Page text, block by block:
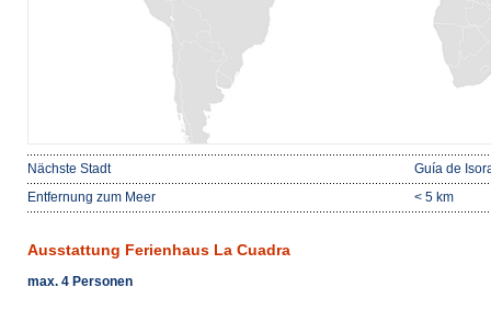
Nächste Stadt
Guía de
Entfernung zum Meer
< 5 km
Ausstattung Ferienhaus La Cuadra
max. 4 Personen